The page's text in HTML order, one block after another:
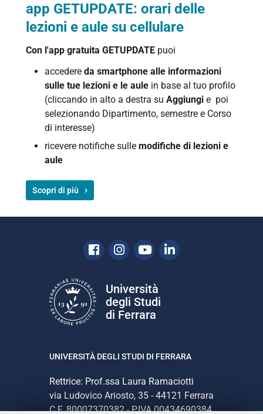
app GETUPDATE: orari delle
lezioni e aule su cellulare
Con l'app gratuita GETUPDATE puoi
accedere da smartphone alle informazioni
sulle tue lezioni e le aule in base al tuo profilo
(cliccando in alto a destra su Aggiungi e poi
selezionando Dipartimento, semestre e Corso
di interesse)
ricevere notifiche sulle modifiche di lezioni e
aule
Scopri di più
Facebook
Instagram
YoutubeLinkedin
Università
degli Studi
di Ferrara
UNIVERSITÀ DEGLI STUDI DI FERRARA
Rettrice: Prof.ssa Laura Ramaciotti
via Ludovico Ariosto, 35 - 44121 Ferrara
C.F. 80007370382 - P.IVA 00434690384